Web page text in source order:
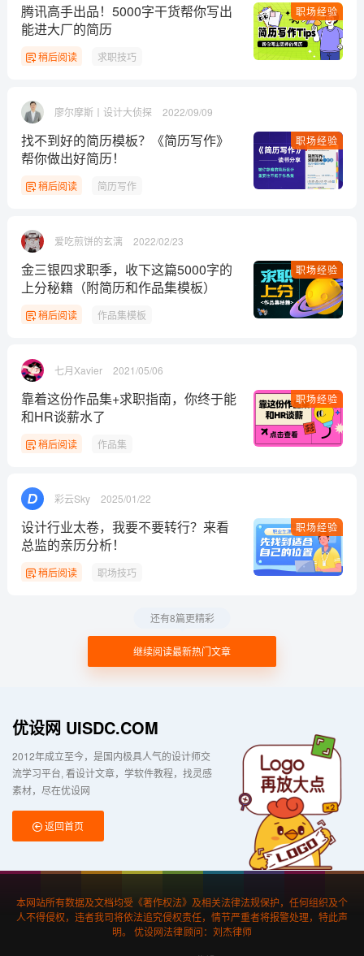
职场经验
腾讯高手出品！5000字干货帮你写出
能进大厂的简历
稍后阅读 求职技巧
廖尔摩斯丨设计大侦探 2022/09/09
职场经验
找不到好的简历模板？《简历写作》
帮你做出好简历！
稍后阅读 简历写作
爱吃煎饼的玄漓 2022/02/23
职场经验
金三银四求职季，收下这篇5000字的
上分秘籍（附简历和作品集模板）
稍后阅读 作品集模板
七月Xavier 2021/05/06
职场经验
靠着这份作品集+求职指南，你终于能
和HR谈薪水了
稍后阅读 作品集
彩云Sky 2025/01/22
职场经验
设计行业太卷，我要不要转行？来看
总监的亲历分析！
稍后阅读 职场技巧
继续阅读最新热门文章
还有8篇更精彩
优设网 UISDC.COM
2012年成立至今，是国内极具人气的设计师交
流学习平台 看设计文章，学软件教程，找灵感
素材，尽在优设网
返回首页
本网站所有数据及文档均受《著作权法》及相关法律法规保护，任何组织及个
人不得侵权，违者我司将依法追究侵权责任，情节严重者将报警处理，特此声
明。 优设网法律顾问：刘杰律师